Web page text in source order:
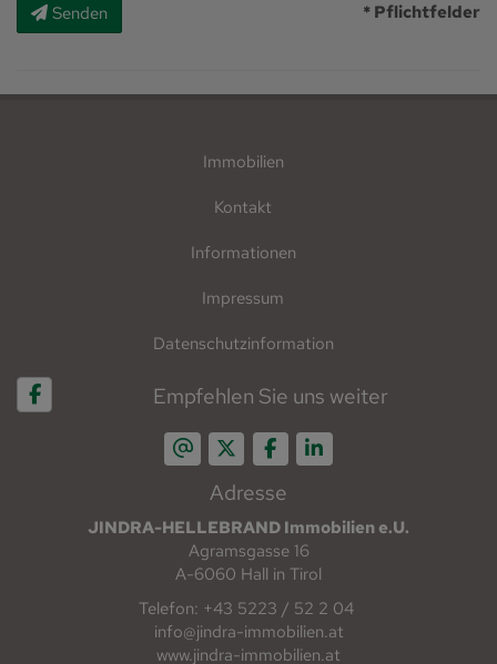
Senden * Pflichtfelder
Immobilien
Kontakt
Informationen
Impressum
Datenschutzinformation
Empfehlen Sie uns weiter
Adresse
JINDRA-HELLEBRAND Immobilien e.U.
Agramsgasse 16
A-6060 Hall in Tirol
Telefon: +43 5223 / 52 2 04
info@jindra-immobilien.at
www.jindra-immobilien.at